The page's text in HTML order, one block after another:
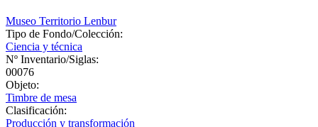
Museo Territorio Lenbur
Tipo de Fondo/Colección:
Ciencia y técnica
Nº Inventario/Siglas:
00076
Objeto:
Timbre de mesa
Clasificación:
Producción y transformación